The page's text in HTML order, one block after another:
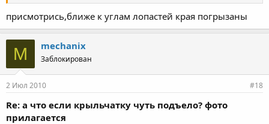
присмотрись,ближе к углам лопастей края погрызаны
M mechanix
Заблокирован
2 Июл 2010 #18
Re: а что если крыльчатку чуть подъело? фото
прилагается